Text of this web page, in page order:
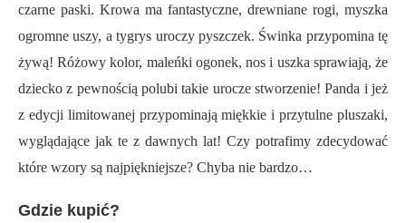
czarne paski. Krowa ma fantastyczne, drewniane rogi, myszka
ogromne uszy, a tygrys uroczy pyszczek. Świnka przypomina tę
żywą! Różowy kolor, maleńki ogonek, nos i uszka sprawiają, że
dziecko z pewnością polubi takie urocze stworzenie! Panda i jeż
z edycji limitowanej przypominają miękkie i przytulne pluszaki,
wyglądające jak te z dawnych lat! Czy potrafimy zdecydować
które wzory są najpiękniejsze? Chyba nie bardzo…
Gdzie kupić?